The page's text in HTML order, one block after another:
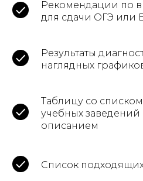
Рекомендации по
для сдачи ОГЭ или
Результаты
наглядных
Таблицу со
учебных
описанием
Список